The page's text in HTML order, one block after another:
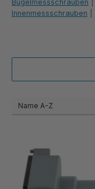
Bügelmessschrauben
Innenmessschrauben